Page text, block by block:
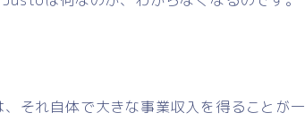
それ自体で大きな事業収入を得ることが一